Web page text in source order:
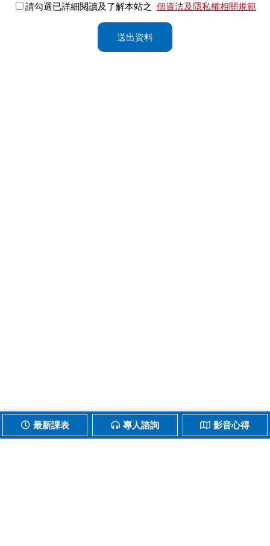
最新課表 專人諮詢 影音心得
請勾選已詳細閱讀及了解本站之 個資法及隱私權相關規範
送出資料